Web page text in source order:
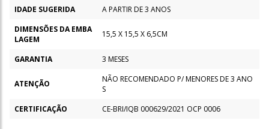
IDADE SUGERIDA
A PARTIR DE 3 ANOS
DIMENSÕES DA EMBA
LAGEM
15,5 X 15,5 X 6,5CM
GARANTIA 3 MESES
ATENÇÃO
NÃO RECOMENDADO P/ MENORES DE 3 ANO
S
CERTIFICAÇÃO
CE-BRI/IQB 000629/2021 OCP 0006